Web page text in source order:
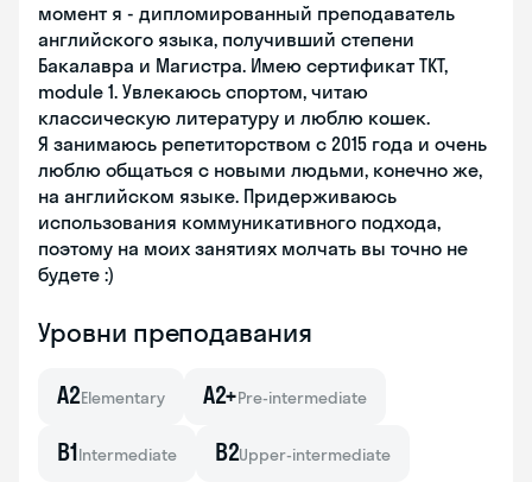
момент я - дипломированный преподаватель
английского языка, получивший степени
Бакалавра и Магистра. Имею сертификат TKT,
module 1. Увлекаюсь спортом, читаю
классическую литературу и люблю кошек.
Я занимаюсь репетиторством с 2015 года и очень
люблю общаться с новыми людьми, конечно же,
на английском языке. Придерживаюсь
использования коммуникативного подхода,
поэтому на моих занятиях молчать вы точно не
будете :)
Уровни преподавания
A2Elementary A2+Pre-intermediate
B1Intermediate B2Upper-intermediate